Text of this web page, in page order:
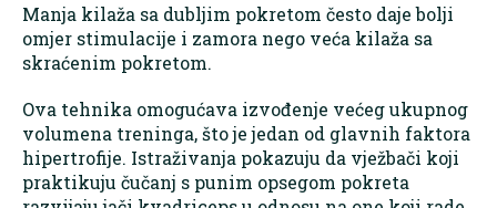
Manja kilaža sa dubljim pokretom često daje bolji
omjer stimulacije i zamora nego veća kilaža sa
skraćenim pokretom.
Ova tehnika omogućava izvođenje većeg ukupnog
volumena treninga, što je jedan od glavnih faktora
hipertrofije. Istraživanja pokazuju da vježbači koji
praktikuju čučanj s punim opsegom pokreta